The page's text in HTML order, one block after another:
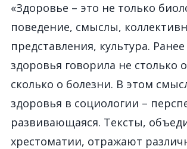
«Здоровье – это не только
поведение, смыслы,
представления, культура.
здоровья говорила не столько
сколько о болезни. В этом
здоровья в социологии –
развивающаяся. Тексты,
хрестоматии, отражают